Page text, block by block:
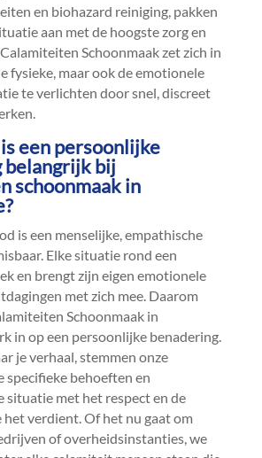
en biohazard reiniging, pakken
aan met de hoogste zorg en
Schoonmaak zet zich in
fysieke, maar ook de emotionele
te verlichten door snel, discreet
een persoonlijke
belangrijk bij
schoonmaak in
is een menselijke, empathische
Elke situatie rond een
en brengt zijn eigen emotionele
met zich mee.​ Daarom
Schoonmaak in
in op een persoonlijke benadering.​
je verhaal, stemmen onze
specifieke behoeften en
situatie met het respect en de
verdient.​ Of het nu gaat om
of overheidsinstanties, we